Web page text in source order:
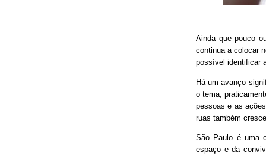
Ainda que pouco
continua a colocar
possível identificar
Há um avanço
o tema,
pessoas e as
ruas também
São Paulo é uma
espaço e da